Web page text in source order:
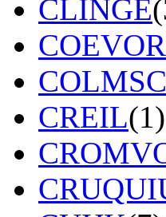
CLINGE
CREIL(1)